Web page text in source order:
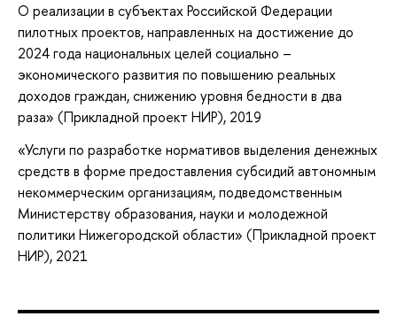
О реализации в субъектах Российской Федерации
пилотных проектов, направленных на достижение до
2024 года национальных целей социально –
экономического развития по повышению реальных
доходов граждан, снижению уровня бедности в два
раза» (Прикладной проект НИР), 2019
«Услуги по разработке нормативов выделения денежных
средств в форме предоставления субсидий автономным
некоммерческим организациям, подведомственным
Министерству образования, науки и молодежной
политики Нижегородской области» (Прикладной проект
НИР), 2021